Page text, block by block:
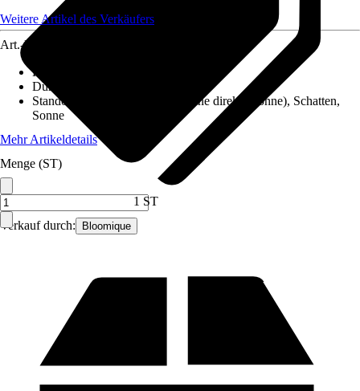
Verkauf durch: Bloomique
Weitere Artikel des Verkäufers
Art.-Nr.
Höhe inkl. Kulturtopf
Durchmesser Kulturtopf
Standort
Halbschatten, Hell (keine direkte Sonne), Schatten,
Sonne
Mehr Artikeldetails
Menge (ST)
1 ST